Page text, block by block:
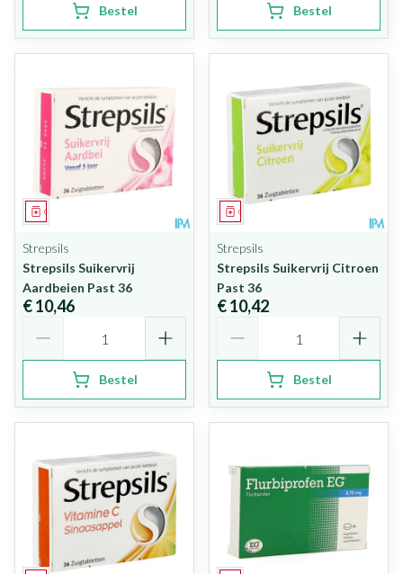
Bestel Bestel
Geneesmiddel
Strepsils
Strepsils Suikervrij
Aardbeien Past 36
€ 10,46
Bestel
Geneesmiddel
Strepsils
Strepsils Suikervrij Citroen
Past 36
€ 10,42
Bestel